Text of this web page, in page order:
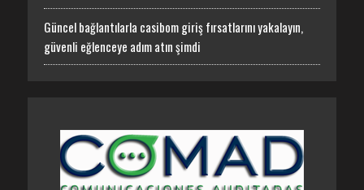
Güncel bağlantılarla casibom giriş fırsatlarını yakalayın,
güvenli eğlenceye adım atın şimdi